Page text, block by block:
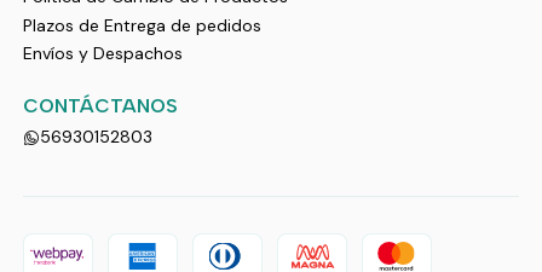
Plazos de Entrega de pedidos
Envíos y Despachos
CONTÁCTANOS
56930152803